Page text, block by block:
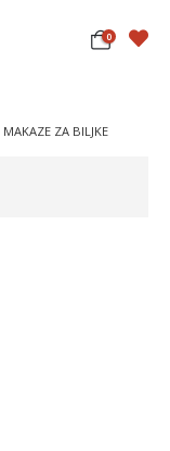
0
MAKAZE ZA BILJKE